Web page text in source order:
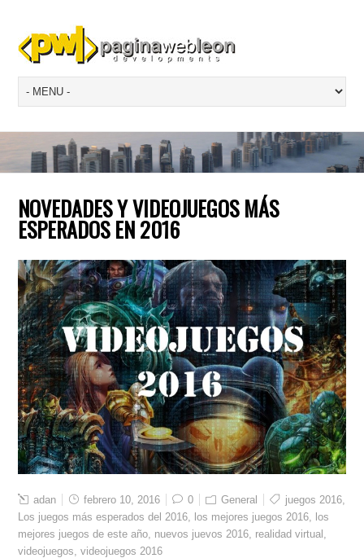
NOVEDADES Y VIDEOJUEGOS MÁS
ESPERADOS EN 2016
adan febrero 10, 2016 0 General juegos 2016
Los juegos más esperados del 2016 los mejores juegos 2016 los
mejores juegos de este año nuevos juevos 2016 realidad virtual
videojuegos ,videojuegos 2016